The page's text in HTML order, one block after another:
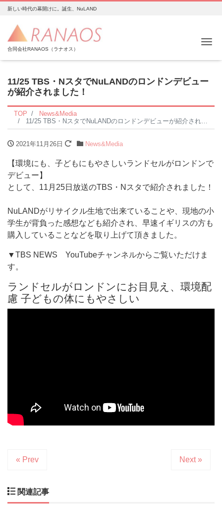
新しい時代の幕開けに。誕生、NuLAND
合同会社RANAOS（ラナオス）
11/25 TBS・NスタでNuLANDのロンドンデビュー
が紹介されました！
TOP
News&Media
11/25 TBS・NスタでNuLANDのロンドンデビューが紹介されました！
2021年11月26日 News&Media
【環境にも、子どもにもやさしいランドセルがロンドンで
デビュー】
として、11月25日放送のTBS・Nスタで紹介されました！
NuLANDがリサイクル生地で出来ていることや、現地の小
学生が背負った感想なども紹介され、早速イギリスの方も
購入していることなどを取り上げて頂きました。
▼TBS NEWS YouTubeチャンネルからご覧いただけま
す。
ランドセルがロンドンにお目見え、環境配
慮 子どもの体にもやさしい
« Prev Next »
関連記事